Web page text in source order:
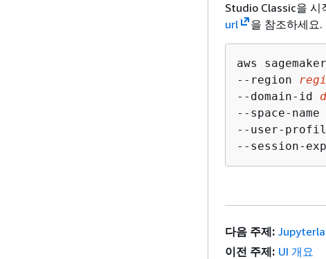
Studio Classic을 시
url
을 참조하세요.
aws
--region
--domain-id
--space-name
--user-
--session-
다음 주제:
이전 주제: UI 개요